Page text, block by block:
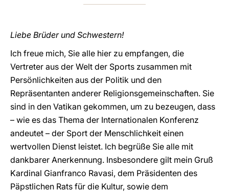
Liebe Brüder und Schwestern!
Ich freue mich, Sie alle hier zu empfangen, die
Vertreter aus der Welt der Sports zusammen mit
Persönlichkeiten aus der Politik und den
Repräsentanten anderer Religionsgemeinschaften. Sie
sind in den Vatikan gekommen, um zu bezeugen, dass
– wie es das Thema der Internationalen Konferenz
andeutet – der Sport der Menschlichkeit einen
wertvollen Dienst leistet. Ich begrüße Sie alle mit
dankbarer Anerkennung. Insbesondere gilt mein Gruß
Kardinal Gianfranco Ravasi, dem Präsidenten des
Päpstlichen Rats für die Kultur, sowie dem